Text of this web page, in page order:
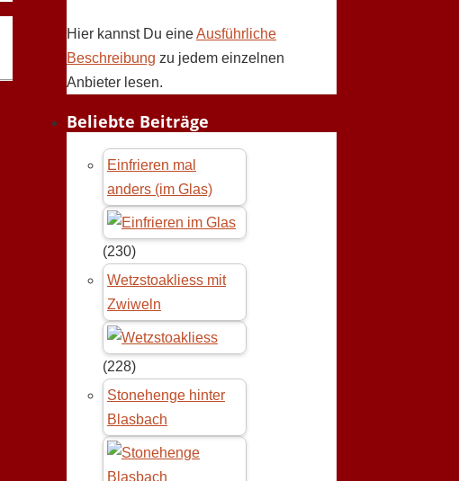
Hier kannst Du eineAusführliche
Beschreibung zu jedem einzelnen
Anbieter lesen.
Beliebte Beiträge
Einfrieren mal
anders (im Glas)
(230)
Wetzstoakliess mit
Zwiweln
(228)
Stonehenge hinter
Blasbach